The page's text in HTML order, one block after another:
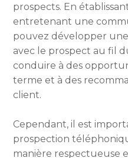
prospects. En
entretenant une
pouvez développer
avec le prospect au fil
conduire à des
terme et à des
client.
Cependant, il est
prospection
manière respectueuse